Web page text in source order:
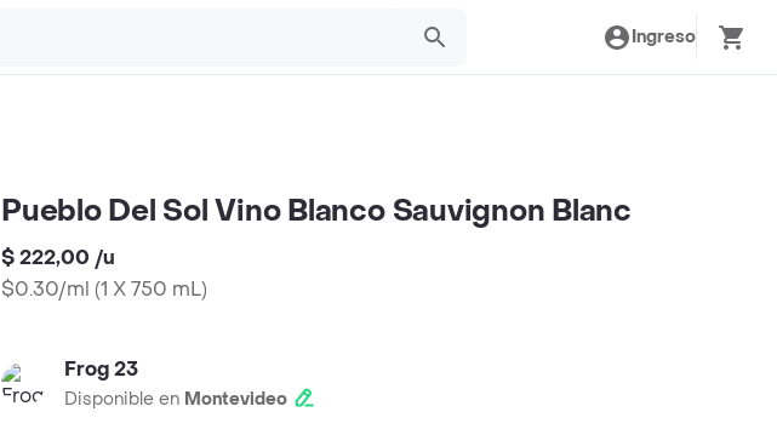
Ingreso
Pueblo Del Sol Vino Blanco Sauvignon Blanc
$ 222,00 /u
$0.30/ml (1 X 750 mL)
Frog 23
Disponible en Montevideo